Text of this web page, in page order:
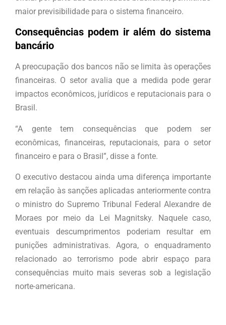
maior previsibilidade para o sistema financeiro.
Consequências podem ir além do sistema
bancário
A preocupação dos bancos não se limita às operações
financeiras. O setor avalia que a medida pode gerar
impactos econômicos, jurídicos e reputacionais para o
Brasil.
“A gente tem consequências que podem ser
econômicas, financeiras, reputacionais, para o setor
financeiro e para o Brasil”, disse a fonte.
O executivo destacou ainda uma diferença importante
em relação às sanções aplicadas anteriormente contra
o ministro do Supremo Tribunal Federal Alexandre de
Moraes por meio da Lei Magnitsky. Naquele caso,
eventuais descumprimentos poderiam resultar em
punições administrativas. Agora, o enquadramento
relacionado ao terrorismo pode abrir espaço para
consequências muito mais severas sob a legislação
norte-americana.